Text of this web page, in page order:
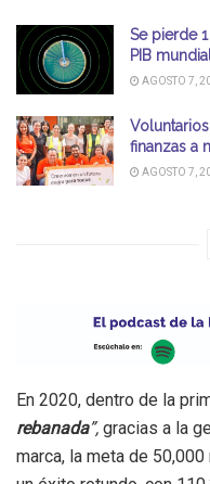
Se pierde
PIB
AGOSTO 7,
finanzas a
AGOSTO 7,
En 2020, dentro de la
rebanada”, gracias a la
marca, la meta de